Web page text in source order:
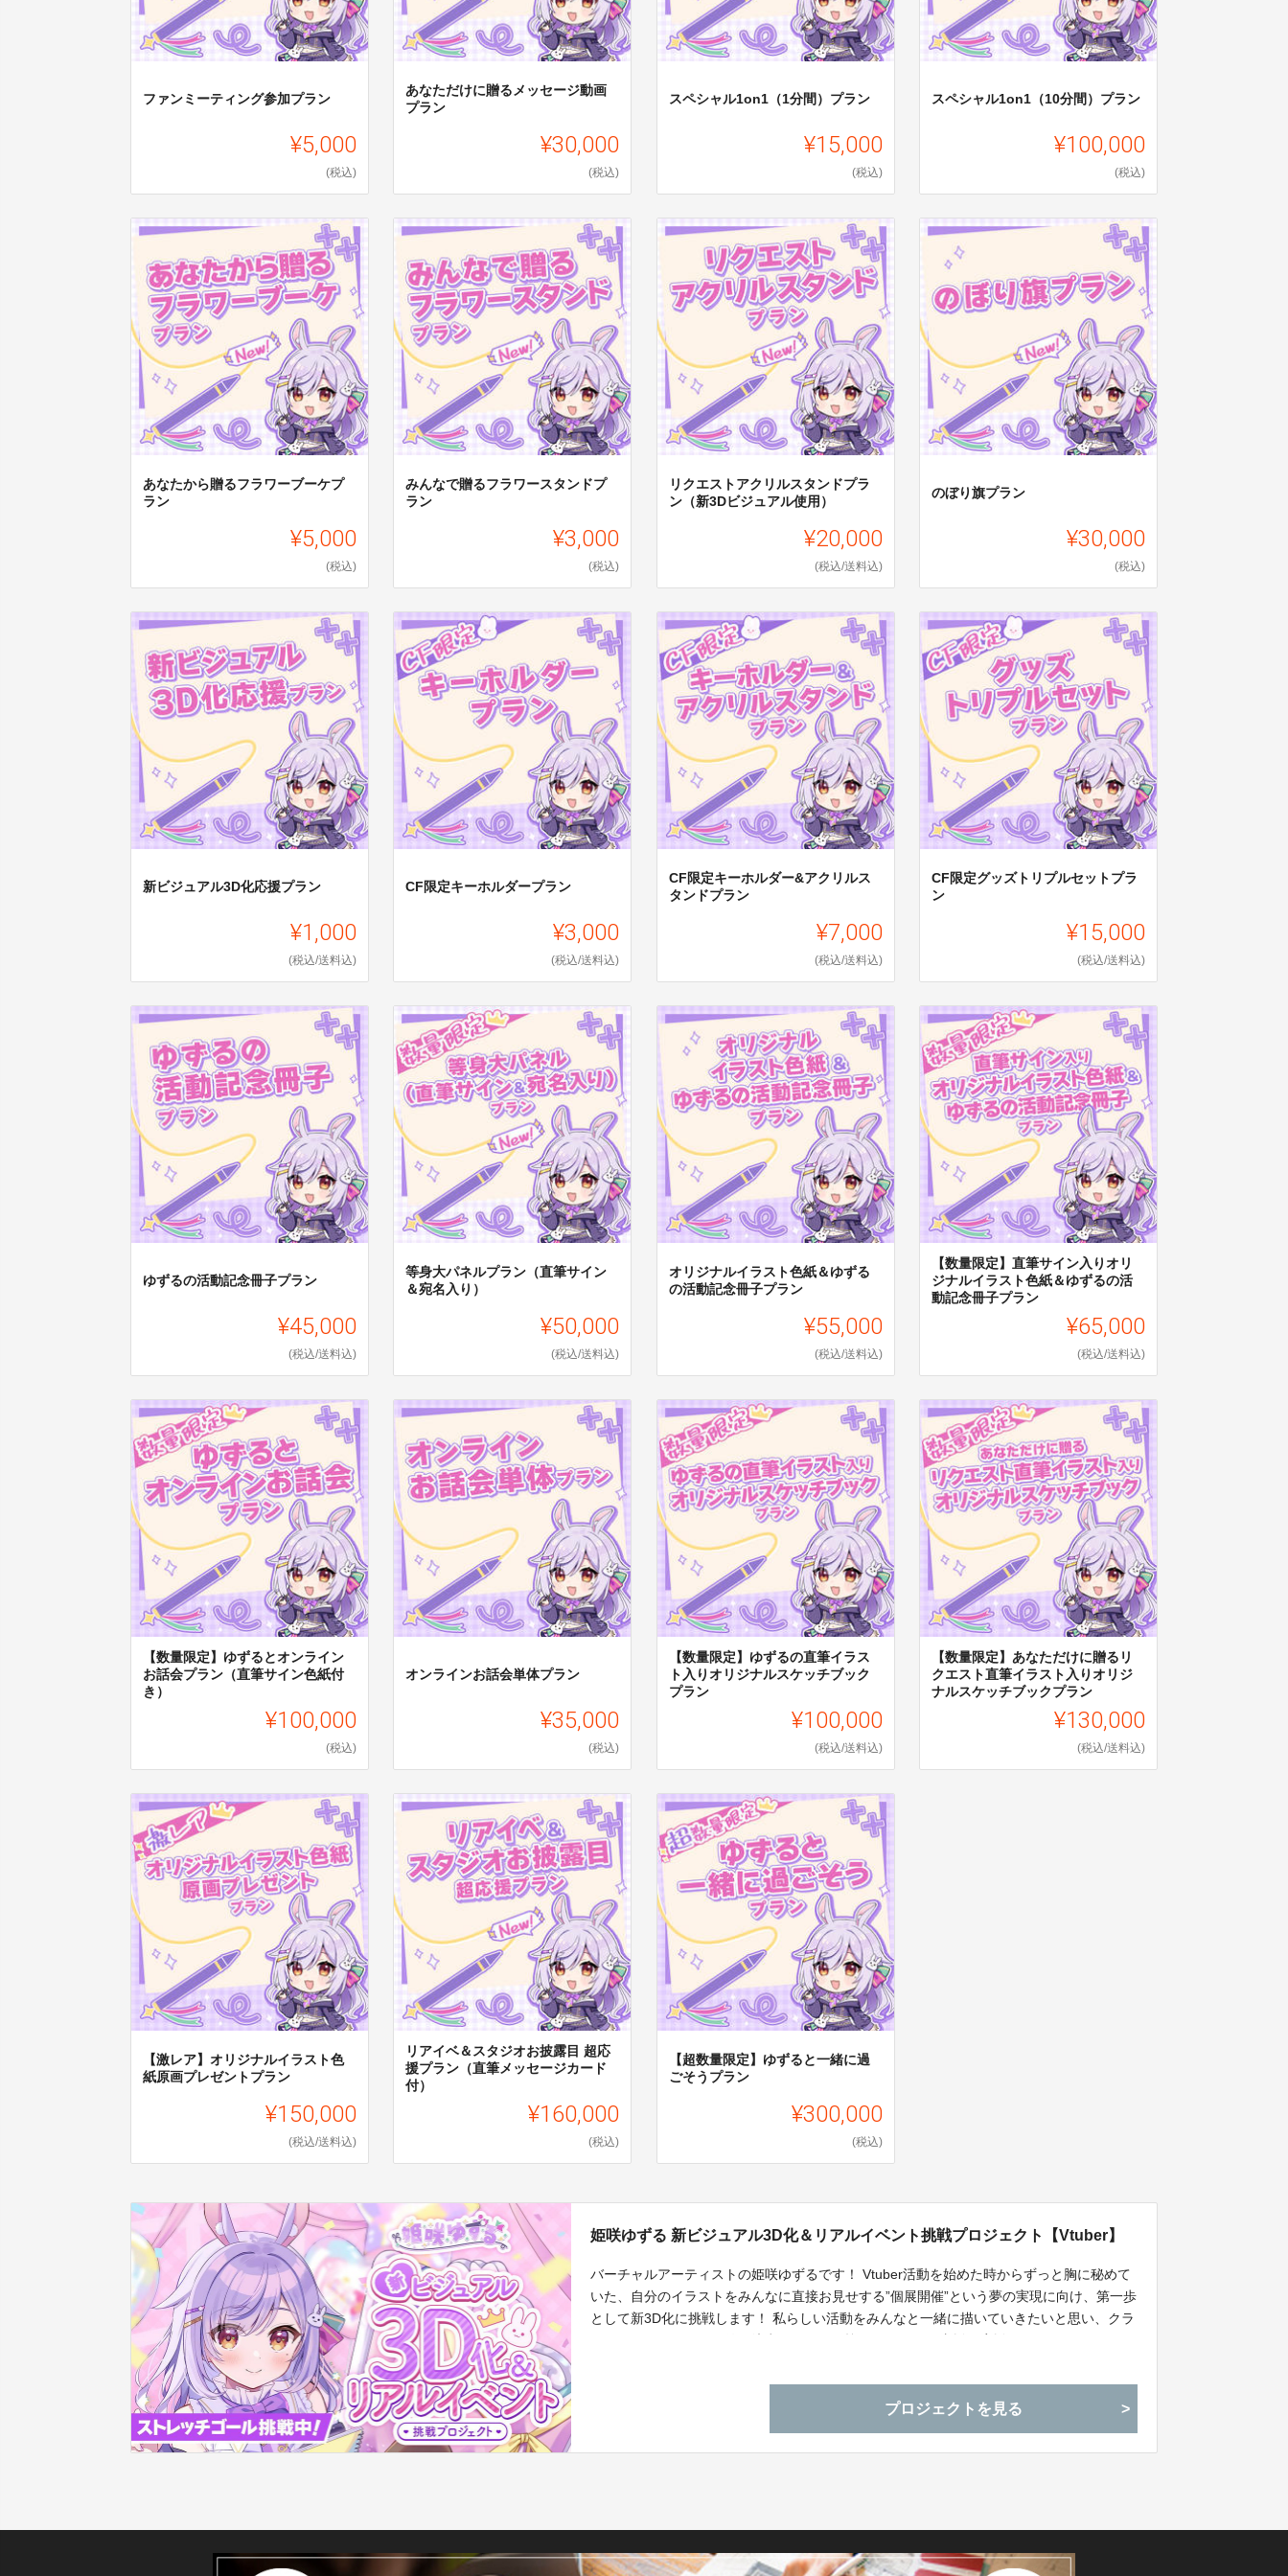
ファンミーティング参加プラン
¥5,000
(税込)
あなただけに贈るメッセージ動画
プラン
¥30,000
(税込)
スペシャル1on1（1分間）プラン
¥15,000
(税込)
スペシャル1on1（10分間）プラン
¥100,000
(税込)
あなたから贈るフラワーブーケプ
ラン
¥5,000
(税込)
みんなで贈るフラワースタンドプ
ラン
¥3,000
(税込)
リクエストアクリルスタンドプラ
ン（新3Dビジュアル使用）
¥20,000
(税込/送料込)
のぼり旗プラン
¥30,000
(税込)
新ビジュアル3D化応援プラン
¥1,000
(税込/送料込)
CF限定キーホルダープラン
¥3,000
(税込/送料込)
CF限定キーホルダー&アクリルス
タンドプラン
¥7,000
(税込/送料込)
CF限定グッズトリプルセットプラ
ン
¥15,000
(税込/送料込)
ゆずるの活動記念冊子プラン
¥45,000
(税込/送料込)
等身大パネルプラン（直筆サイン
＆宛名入り）
¥50,000
(税込/送料込)
オリジナルイラスト色紙＆ゆずる
の活動記念冊子プラン
¥55,000
(税込/送料込)
【数量限定】直筆サイン入りオリ
ジナルイラスト色紙＆ゆずるの活
動記念冊子プラン
¥65,000
(税込/送料込)
【数量限定】ゆずるとオンライン
お話会プラン（直筆サイン色紙付
き）
¥100,000
(税込)
オンラインお話会単体プラン
¥35,000
(税込)
【数量限定】ゆずるの直筆イラス
ト入りオリジナルスケッチブック
プラン
¥100,000
(税込/送料込)
【数量限定】あなただけに贈るリ
クエスト直筆イラスト入りオリジ
ナルスケッチブックプラン
¥130,000
(税込/送料込)
【激レア】オリジナルイラスト色
紙原画プレゼントプラン
¥150,000
(税込/送料込)
リアイベ＆スタジオお披露目 超応
援プラン（直筆メッセージカード
付）
¥160,000
(税込)
【超数量限定】ゆずると一緒に過
ごそうプラン
¥300,000
(税込)
姫咲ゆずる 新ビジュアル3D化＆リアルイベント挑戦プロジェクト【Vtuber】
バーチャルアーティストの姫咲ゆずるです！ Vtuber活動を始めた時からずっと胸に秘めて
いた、自分のイラストをみんなに直接お見せする”個展開催”という夢の実現に向け、第一歩
として新3D化に挑戦します！ 私らしい活動をみんなと一緒に描いていきたいと思い、クラ
プロジェクトを見る